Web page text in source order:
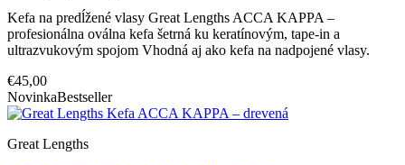
Kefa na predĺžené vlasy Great Lengths ACCA KAPPA –
profesionálna oválna kefa šetrná ku keratínovým, tape-in a
ultrazvukovým spojom Vhodná aj ako kefa na nadpojené vlasy.
€45,00
NovinkaBestseller
Great Lengths